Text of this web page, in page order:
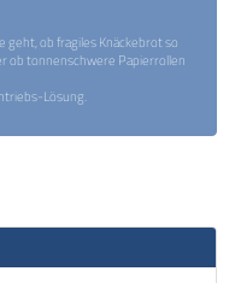
geht, ob fragiles Knäckebrot so
ob tonnenschwere Papierrollen
Lösung.